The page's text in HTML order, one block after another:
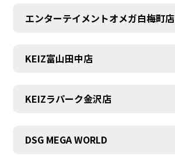
エンターテイメントオメガ白梅町店
KEIZ富山田中店
KEIZラパーク金沢店
DSG MEGA WORLD